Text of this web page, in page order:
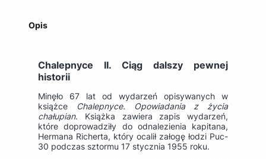
Opis
Chalepnyce II. Ciąg dalszy pewnej
historii
Minęło 67 lat od wydarzeń opisywanych w
książce
Chalepnyce. Opowiadania z życia
chałupian. Książka zawiera zapis wydarzeń,
które doprowadziły do odnalezienia kapitana,
Hermana Richerta, który ocalił załogę łodzi Puc-
30 podczas sztormu 17 stycznia 1955 roku.